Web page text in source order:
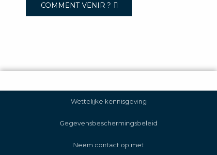
COMMENT VENIR ?
Wettelijke kennisgeving
Gegevensbeschermingsbeleid
Neem contact op met